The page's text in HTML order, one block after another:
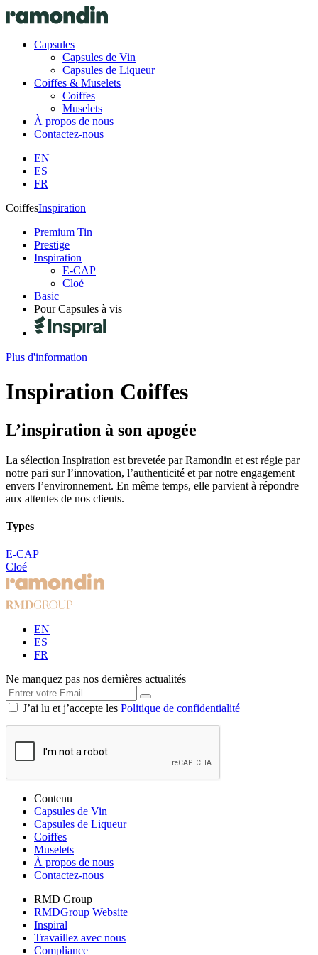
Capsules
Capsules de Vin
Capsules de Liqueur
Coiffes & Muselets
Coiffes
Muselets
À propos de nous
Contactez-nous
EN
ES
FR
CoiffesInspiration
Premium Tin
Prestige
Inspiration
E-CAP
Cloé
Basic
Pour Capsules à vis
Plus d'information
Inspiration Coiffes
L’inspiration à son apogée
La sélection Inspiration est brevetée par Ramondin et est régie par
notre pari sur l’innovation, l’authenticité et par notre engagement
envers l’environnement. En même temps, elle parvient à répondre
aux attentes de nos clients.
Types
E-CAP
Cloé
EN
ES
FR
Ne manquez pas nos dernières actualités
J’ai lu et j’accepte les Politique de confidentialité
Contenu
Capsules de Vin
Capsules de Liqueur
Coiffes
Muselets
À propos de nous
Contactez-nous
RMD Group
RMDGroup Website
Inspiral
Travaillez avec nous
Compliance